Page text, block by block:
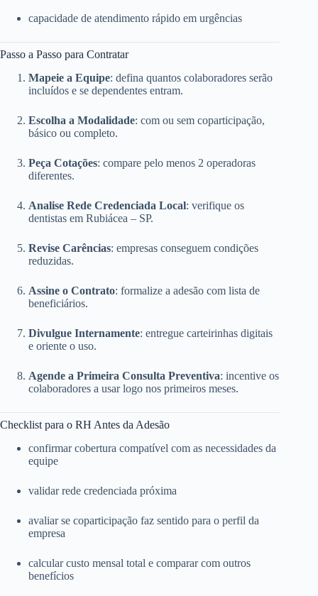
capacidade de atendimento rápido em urgências
Passo a Passo para Contratar
Mapeie a Equipe: defina quantos colaboradores serão
incluídos e se dependentes entram.
Escolha a Modalidade: com ou sem coparticipação,
básico ou completo.
Peça Cotações: compare pelo menos 2 operadoras
diferentes.
Analise Rede Credenciada Local: verifique os
dentistas em Rubiácea – SP.
Revise Carências: empresas conseguem condições
reduzidas.
Assine o Contrato: formalize a adesão com lista de
beneficiários.
Divulgue Internamente: entregue carteirinhas digitais
e oriente o uso.
Agende a Primeira Consulta Preventiva: incentive os
colaboradores a usar logo nos primeiros meses.
Checklist para o RH Antes da Adesão
confirmar cobertura compatível com as necessidades da
equipe
validar rede credenciada próxima
avaliar se coparticipação faz sentido para o perfil da
empresa
calcular custo mensal total e comparar com outros
benefícios